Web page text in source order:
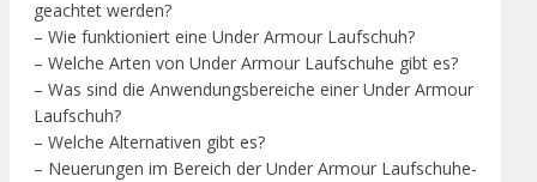
geachtet werden?
– Wie funktioniert eine Under Armour Laufschuh?
– Welche Arten von Under Armour Laufschuhe gibt es?
– Was sind die Anwendungsbereiche einer Under Armour
Laufschuh?
– Welche Alternativen gibt es?
– Neuerungen im Bereich der Under Armour Laufschuhe-